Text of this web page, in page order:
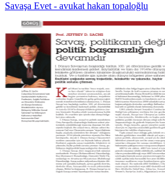
Savaşa Evet - avukat hakan topaloğlu